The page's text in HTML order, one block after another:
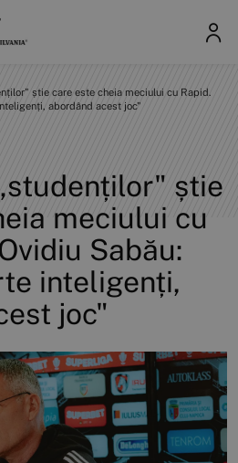
știe care este cheia meciului cu Rapid.
abordând acest joc"
știe
meciului cu
Sabău:
inteligenți,
joc"